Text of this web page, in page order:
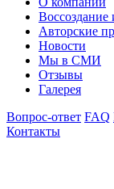
Воссоздание
Авторские
Новости
Мы в СМИ
Отзывы
Галерея
Вопрос-ответ FAQ
Контакты